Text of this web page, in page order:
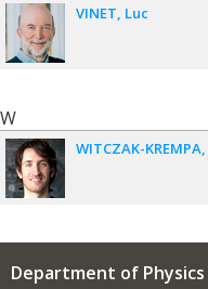
VINET Luc
W
WITCZAK-KREMPA
Department of Physics